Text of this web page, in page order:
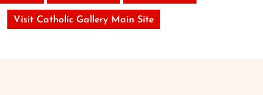
Visit Catholic Gallery Main Site